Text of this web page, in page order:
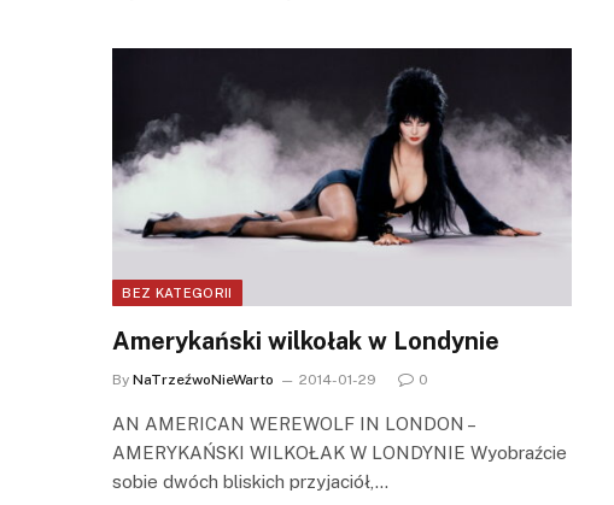
BEZ KATEGORII
Amerykański wilkołak w Londynie
By NaTrzeźwoNieWarto 2014-01-29 0
AN AMERICAN WEREWOLF IN LONDON –
AMERYKAŃSKI WILKOŁAK W LONDYNIE Wyobraźcie
sobie dwóch bliskich przyjaciół,…